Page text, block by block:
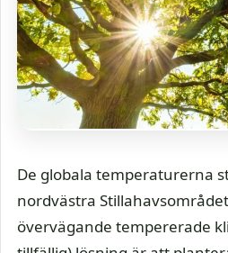
De globala temperaturerna
nordvästra
övervägande tempererade